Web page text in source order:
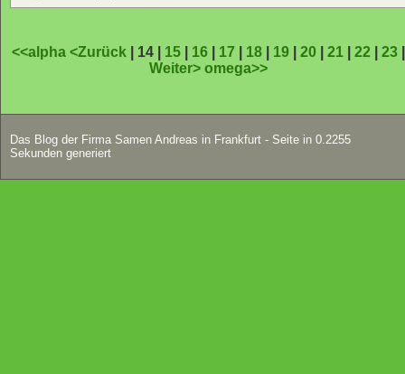
<<alpha<Zurück | 14 | 15 16 17 18 19 |20 |21 |22 |23
Weiter>omega>>
Das Blog der Firma Samen Andreas in Frankfurt - Seite in 0.2255
Sekunden generiert